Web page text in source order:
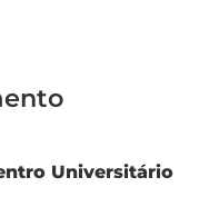
Universitário